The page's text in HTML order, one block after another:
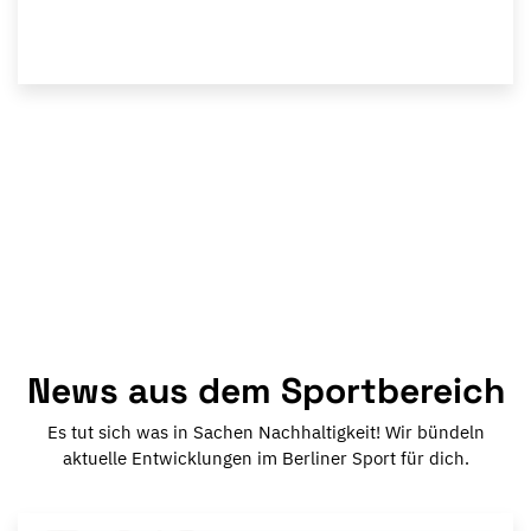
News aus dem Sportbereich
Es tut sich was in Sachen Nachhaltigkeit! Wir bündeln
aktuelle Entwicklungen im Berliner Sport für dich.